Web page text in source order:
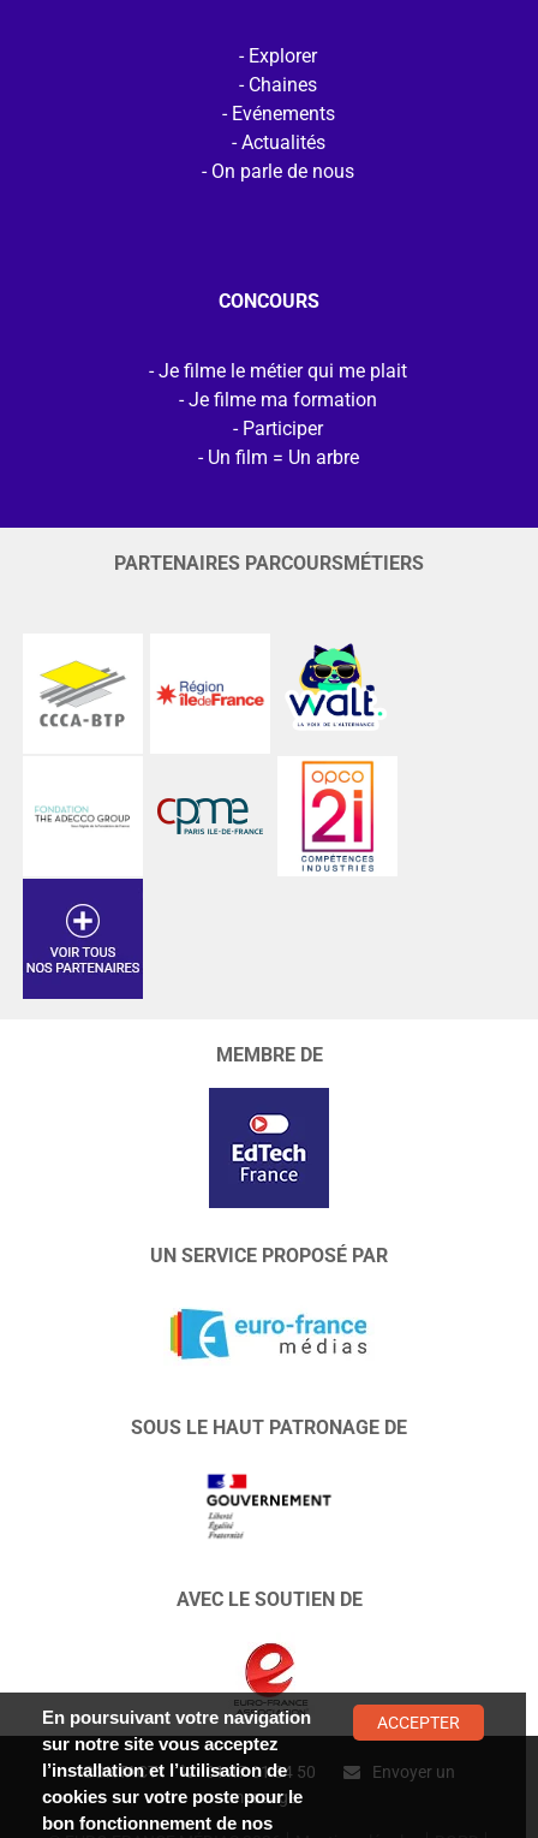
Explorer
Chaines
Evénements
Actualités
On parle de nous
CONCOURS
Je filme le métier qui me plait
Je filme ma formation
Participer
Un film = Un arbre
PARTENAIRES PARCOURSMÉTIERS
MEMBRE DE
UN SERVICE PROPOSÉ PAR
SOUS LE HAUT PATRONAGE DE
AVEC LE SOUTIEN DE
CONTACT : 01 47 01 34 50
Envoyer un
message
En poursuivant votre navigation
sur notre site vous acceptez
l’installation et l’utilisation de
cookies sur votre poste pour le
bon fonctionnement de nos
ACCEPTER